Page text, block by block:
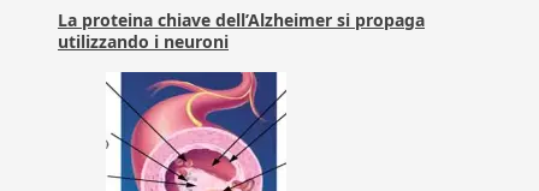
La proteina chiave dell’Alzheimer si propaga
utilizzando i neuroni